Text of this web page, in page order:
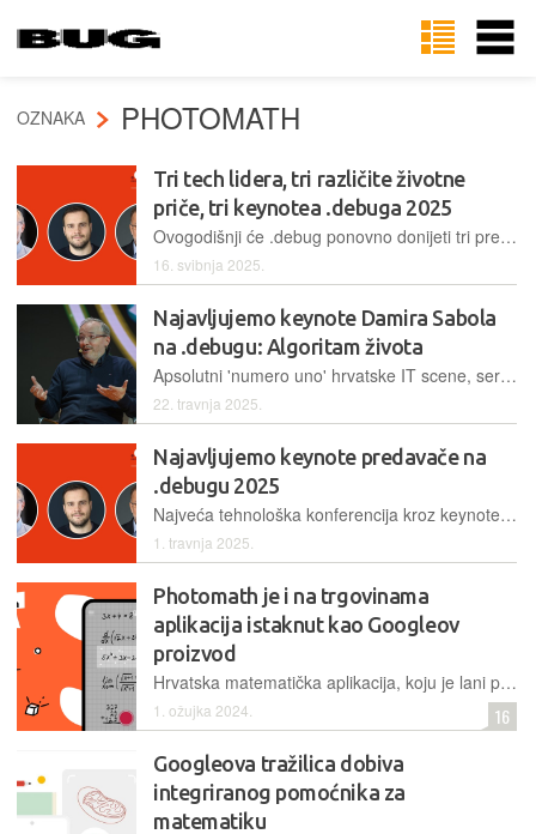
OZNAKA PHOTOMATH
Tri tech lidera, tri različite životne
priče, tri keynotea .debuga 2025
Ovogodišnji će .debug ponovno donijeti tri predavanja utjecajnih i poznatih osoba iz domaće tech zajednice. Osnivači Spana, Photomatha i Gideona podijelit će s publikom brojne sočne detalje
16. svibnja 2025.
Najavljujemo keynote Damira Sabola
na .debugu: Algoritam života
Apsolutni 'numero uno' hrvatske IT scene, serijski uspješan tech poduzetnik i investitor, tvorac Iskon Interneta, Microblinka i Photomatha svoju će životnu i poslovnu priču ispričati samo na .debugu
22. travnja 2025.
Najavljujemo keynote predavače na
.debugu 2025
Najveća tehnološka konferencija kroz keynote predavanja redovito predstavlja velika imena ICT zajednice. Ništa drugačije neće biti niti ovaj put, kad nam dolaze prvi ljudi Spana, Photomatha i Gideona
1. travnja 2025.
Photomath je i na trgovinama
aplikacija istaknut kao Googleov
proizvod
Hrvatska matematička aplikacija, koju je lani preuzeo Google, od sada je na njihovom Play Storeu i Appleovom App Storeu integrirana pod zajednički developerski krov novog vlasnika
1. ožujka 2024. 16
Googleova tražilica dobiva
integriranog pomoćnika za
matematiku